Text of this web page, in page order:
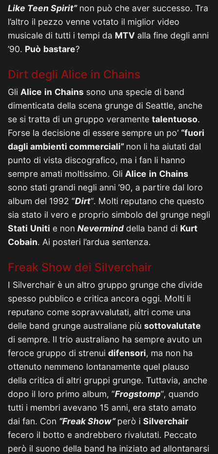
Like Teen Spirit”non può che aver successo. Tra
l’altro il pezzo venne votato il miglior video
musicale di tutti i tempi da MTV alla fine degli anni
’90. Può bastare?
Dirt degli Alice in Chains
Gli Alice in Chains sono una specie di band
dimenticata della scena grunge di Seattle, anche
se si tratta di un gruppo veramente talentuoso.
Forse la decisione di essere sempre un po’ “fuori
dagli ambienti commerciali” non li ha aiutati dal
punto di vista discografico, ma i fan li hanno
sempre amati moltissimo. Gli Alice in Chains
sono stati grandi negli anni ’90, a partire dal loro
album del 1992 “Dirt“. Molti reputano che questo
sia stato il vero e proprio simbolo del grunge negli
Stati Uniti e non Neverminddella band di Kurt
Cobain. Ai posteri l’ardua sentenza.
Freak Show dei Silverchair
I Silverchair è un altro gruppo grunge che divide
spesso pubblico e critica ancora oggi. Molti li
reputano come sopravvalutati, altri come una
delle band grunge australiane più sottovalutate
di sempre. Il trio australiano ha sempre avuto un
feroce gruppo di strenui difensori, ma non ha
ottenuto nemmeno lontanamente quel plauso
della critica di altri gruppi grunge. Tuttavia, anche
dopo il loro primo album, “Frogstomp“, quando
tutti i membri avevano 15 anni, era stato amato
dai fan. Con “Freak Show”però i Silverchair
fecero il botto e andrebbero rivalutati. Peccato
però il suono della band ha iniziato ad allontanarsi